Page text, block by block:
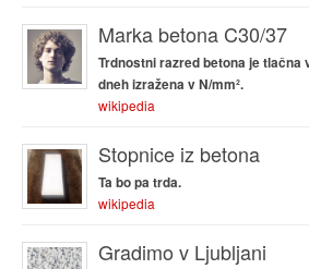
Marka betona C30/37
Trdnostni razred betona je tlačna
dneh izražena v N/mm².
wikipedia
Stopnice iz betona
Ta bo pa trda.
wikipedia
Gradimo v Ljubljani